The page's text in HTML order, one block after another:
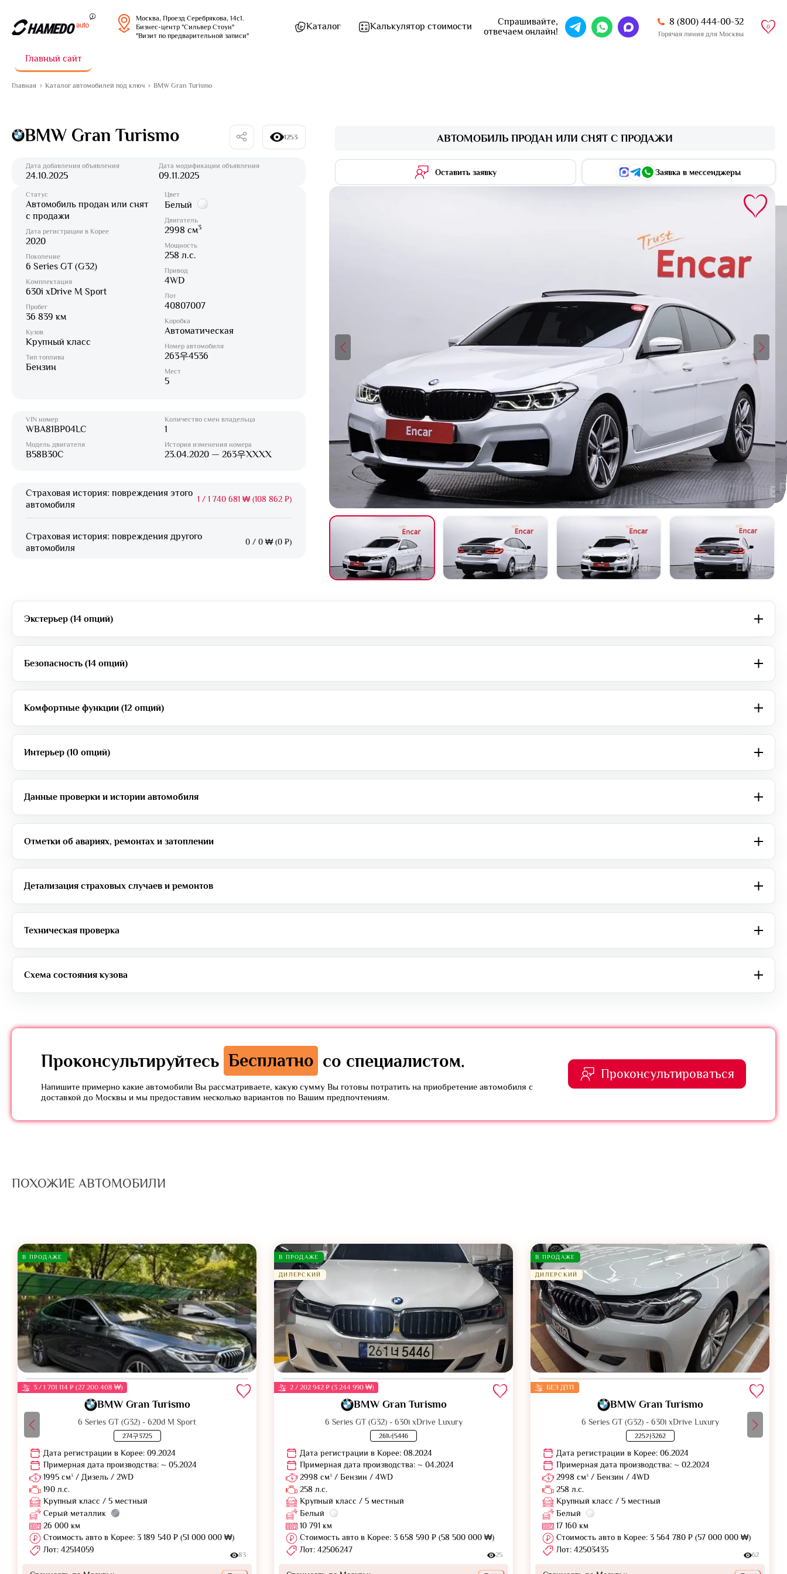
Москва, Проезд Серебрякова, 14с1.
Бизнес-центр "Сильвер Стоун"
"Визит по предварительной записи"
Каталог Калькулятор стоимости
Спрашивайте,
отвечаем онлайн!
8 (800) 444-00-32
Горячая линия для Москвы
0
Главный сайт
Главная Каталог автомобилей под ключ BMW Gran Turismo
BMW Gran Turismo 1253
Дата добавления объявления
24.10.2025
Дата модификации объявления
09.11.2025
АВТОМОБИЛЬ ПРОДАН ИЛИ СНЯТ С ПРОДАЖИ
Оставить заявку Заявка в мессенджеры
Статус
Автомобиль продан или снят
с продажи
Дата регистрации в Корее
2020
Поколение
6 Series GT (G32)
Комплектация
630i xDrive M Sport
Пробег
36 839 км
Кузов
Крупный класс
Тип топлива
Бензин
Цвет
Белый
Двигатель
2998 см3
Мощность
258 л.с.
Привод
4WD
Лот
40807007
Коробка
Автоматическая
Номер автомобиля
263우4536
Мест
5
VIN номер
WBA81BP04LC
Модель двигателя
B58B30C
Количество смен владельца
1
История изменения номера
23.04.2020 — 263우XXXX
Страховая история: повреждения этого
автомобиля
1 / 1 740 681 ₩ (108 862 ₽)
Страховая история: повреждения другого
автомобиля
0 / 0 ₩ (0 ₽)
Экстерьер (14 опций)
Безопасность (14 опций)
Комфортные функции (12 опций)
Интерьер (10 опций)
Данные проверки и истории автомобиля
Отметки об авариях, ремонтах и затоплении
Детализация страховых случаев и ремонтов
Техническая проверка
Схема состояния кузова
Проконсультируйтесь Бесплатно со специалистом.
Напишите примерно какие автомобили Вы рассматриваете, какую сумму Вы готовы потратить на приобретение автомобиля с
доставкой до Москвы и мы предоставим несколько вариантов по Вашим предпочтениям.
Проконсультироваться
ПОХОЖИЕ АВТОМОБИЛИ
В ПРОДАЖЕ
3 / 1 701 114 ₽ (27 200 408 ₩)
BMW Gran Turismo
6 Series GT (G32) - 620d M Sport
274구3725
Дата регистрации в Корее: 09.2024
Примерная дата производства: ~ 05.2024
1995 см³ / Дизель / 2WD
190 л.с.
Крупный класс / 5 местный
Серый металлик
26 000 км
Стоимость авто в Корее: 3 189 540 ₽ (51 000 000 ₩)
Лот: 42514059
83
В ПРОДАЖЕ
ДИЛЕРСКИЙ
2 / 202 942 ₽ (3 244 990 ₩)
BMW Gran Turismo
6 Series GT (G32) - 630i xDrive Luxury
261너5446
Дата регистрации в Корее: 08.2024
Примерная дата производства: ~ 04.2024
2998 см³ / Бензин / 4WD
258 л.с.
Крупный класс / 5 местный
Белый
10 791 км
Стоимость авто в Корее: 3 658 590 ₽ (58 500 000 ₩)
Лот: 42506247
25
В ПРОДАЖЕ
ДИЛЕРСКИЙ
БЕЗ ДТП
BMW Gran Turismo
6 Series GT (G32) - 630i xDrive Luxury
225가3262
Дата регистрации в Корее: 06.2024
Примерная дата производства: ~ 02.2024
2998 см³ / Бензин / 4WD
258 л.с.
Крупный класс / 5 местный
Белый
17 160 км
Стоимость авто в Корее: 3 564 780 ₽ (57 000 000 ₩)
Лот: 42503435
62